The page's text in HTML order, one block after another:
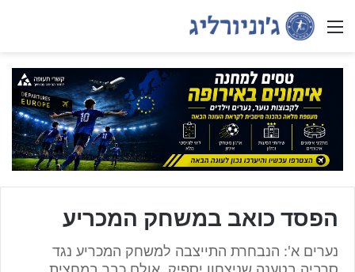
Menu
הפסד כואב במשחק המכריע
נערים א': הנבחרת התייצבה למשחק המכריע נגד